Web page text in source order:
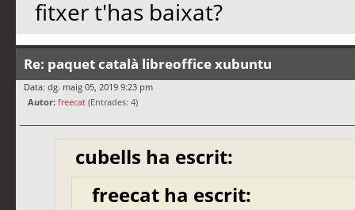
fitxer t'has baixat?
Re: paquet català libreoffice xubuntu
Data: dg. maig 05, 2019 9:23 pm
Autor: freecat (Entrades: 4)
cubells ha escrit:
freecat ha escrit: